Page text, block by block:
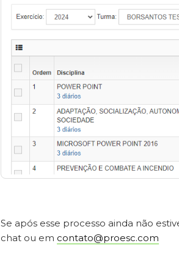
Se após esse processo ainda não
chat ou em contato@proesc.com